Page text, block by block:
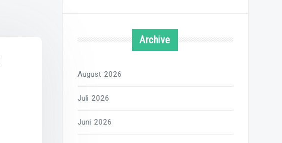
Archive
August 2026
Juli 2026
Juni 2026